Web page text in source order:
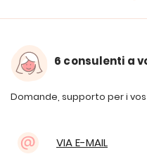
6 consulenti a
Domande, supporto per i
VIA E-MAIL